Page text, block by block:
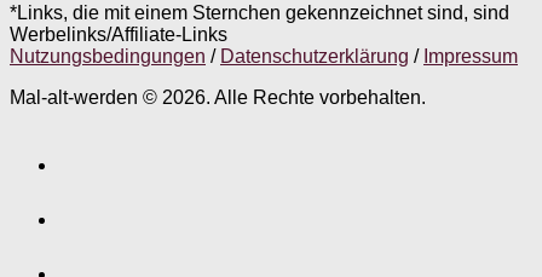
*Links, die mit einem Sternchen gekennzeichnet sind, sind
Werbelinks/Affiliate-Links
Nutzungsbedingungen / Datenschutzerklärung / Impressum
Mal-alt-werden © 2026. Alle Rechte vorbehalten.